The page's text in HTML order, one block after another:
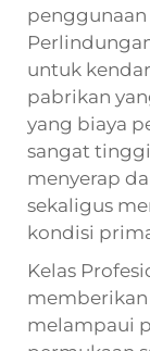
penggunaan
untuk
pabrikan
yang biaya
sangat
menyerap
sekaligus
kondisi
Kelas
melampaui